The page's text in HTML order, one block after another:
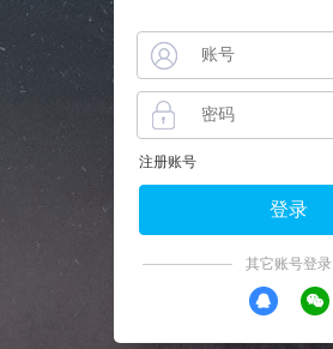
注册账号
登录
其它账号登录